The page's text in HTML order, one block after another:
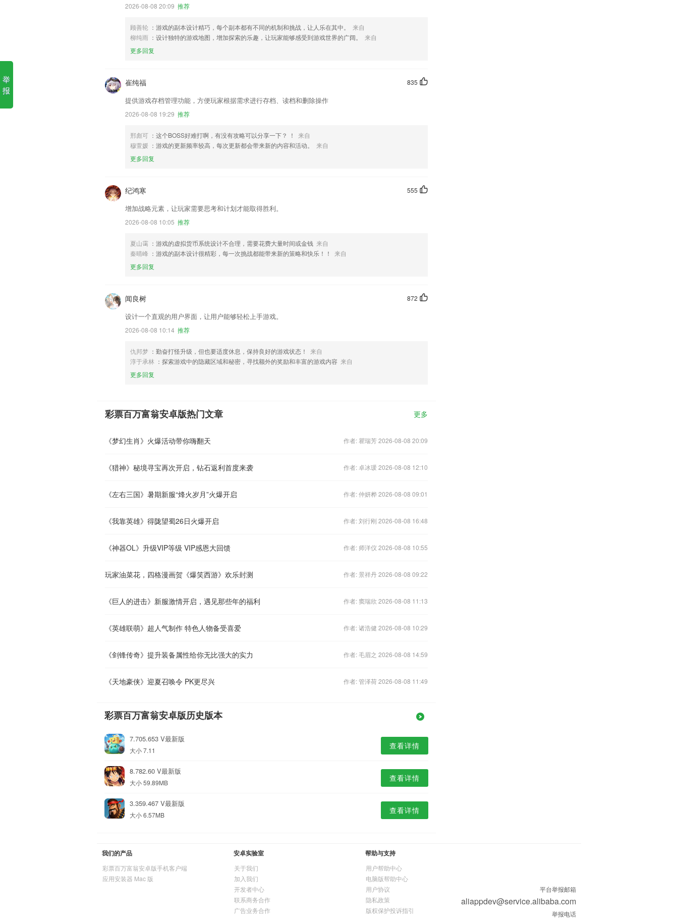
2026-08-08 20:09 推荐
顾善轮 ：游戏的副本设计精巧，每个副本都有不同的机制和挑战，让人乐在其中。
来自
柳纯雨 ：设计独特的游戏地图，增加探索的乐趣，让玩家能够感受到游戏世界的广阔。
来自
更多回复
835
崔纯福
提供游戏存档管理功能，方便玩家根据需求进行存档、读档和删除操作
2026-08-08 19:29 推荐
邢彪可 ：这个BOSS好难打啊，有没有攻略可以分享一下？ ！
来自
穆萱媛 ：游戏的更新频率较高，每次更新都会带来新的内容和活动。
来自
更多回复
555
纪鸿寒
增加战略元素，让玩家需要思考和计划才能取得胜利。
2026-08-08 10:05 推荐
夏山霭 ：游戏的虚拟货币系统设计不合理，需要花费大量时间或金钱 来自
秦晴峰 ：游戏的副本设计很精彩，每一次挑战都能带来新的策略和快乐！！
来自
更多回复
872
闻良树
设计一个直观的用户界面，让用户能够轻松上手游戏。
2026-08-08 10:14 推荐
仇邦梦 ：勤奋打怪升级，但也要适度休息，保持良好的游戏状态！
来自
淳于承林 ：探索游戏中的隐藏区域和秘密，寻找额外的奖励和丰富的游戏内容 来自
更多回复
彩票百万富翁安卓版热门文章 更多
《梦幻生肖》火爆活动带你嗨翻天 作者: 瞿瑞芳 2026-08-08 20:09
《猎神》秘境寻宝再次开启，钻石返利首度来袭 作者: 卓冰瑗 2026-08-08 12:10
《左右三国》暑期新服“烽火岁月”火爆开启 作者: 仲妍桦 2026-08-08 09:01
《我靠英雄》得陇望蜀26日火爆开启 作者: 刘行刚 2026-08-08 16:48
《神器OL》升级VIP等级 VIP感恩大回馈 作者: 师洋仪 2026-08-08 10:55
玩家油菜花，四格漫画贺《爆笑西游》欢乐封测 作者: 景祥丹 2026-08-08 09:22
《巨人的进击》新服激情开启，遇见那些年的福利 作者: 窦瑞欣 2026-08-08 11:13
《英雄联萌》超人气制作 特色人物备受喜爱 作者: 诸浩健 2026-08-08 10:29
《剑锋传奇》提升装备属性给你无比强大的实力 作者: 毛眉之 2026-08-08 14:59
《天地豪侠》迎夏召唤令 PK更尽兴 作者: 管泽荷 2026-08-08 11:49
彩票百万富翁安卓版历史版本
7.705.653 V最新版
大小 7.11 查看详情
8.782.60 V最新版
大小 59.89MB 查看详情
3.359.467 V最新版
大小 6.57MB 查看详情
我们的产品
彩票百万富翁安卓版手机客户端
应用安装器 Mac 版
安卓实验室
关于我们
加入我们
开发者中心
联系商务合作
广告业务合作
帮助与支持
用户帮助中心
电脑版帮助中心
用户协议
隐私政策
版权保护投诉指引
平台举报邮箱
aliappdev@service.alibaba.com
举报电话
举
报